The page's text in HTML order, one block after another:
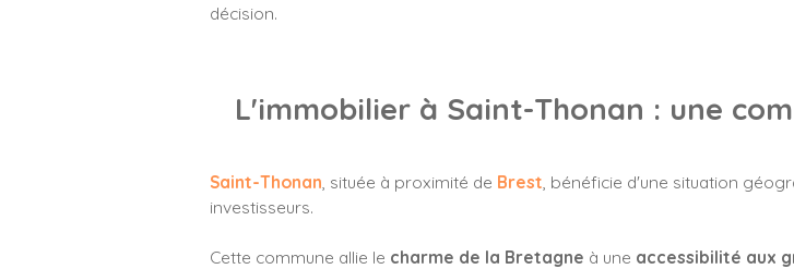
décision.
L'immobilier à Saint-Thonan : une
Saint-Thonan , située à proximité de Brest , bénéficie d'une situation
investisseurs.
Cette commune allie le charme de la Bretagne à une accessibilité aux